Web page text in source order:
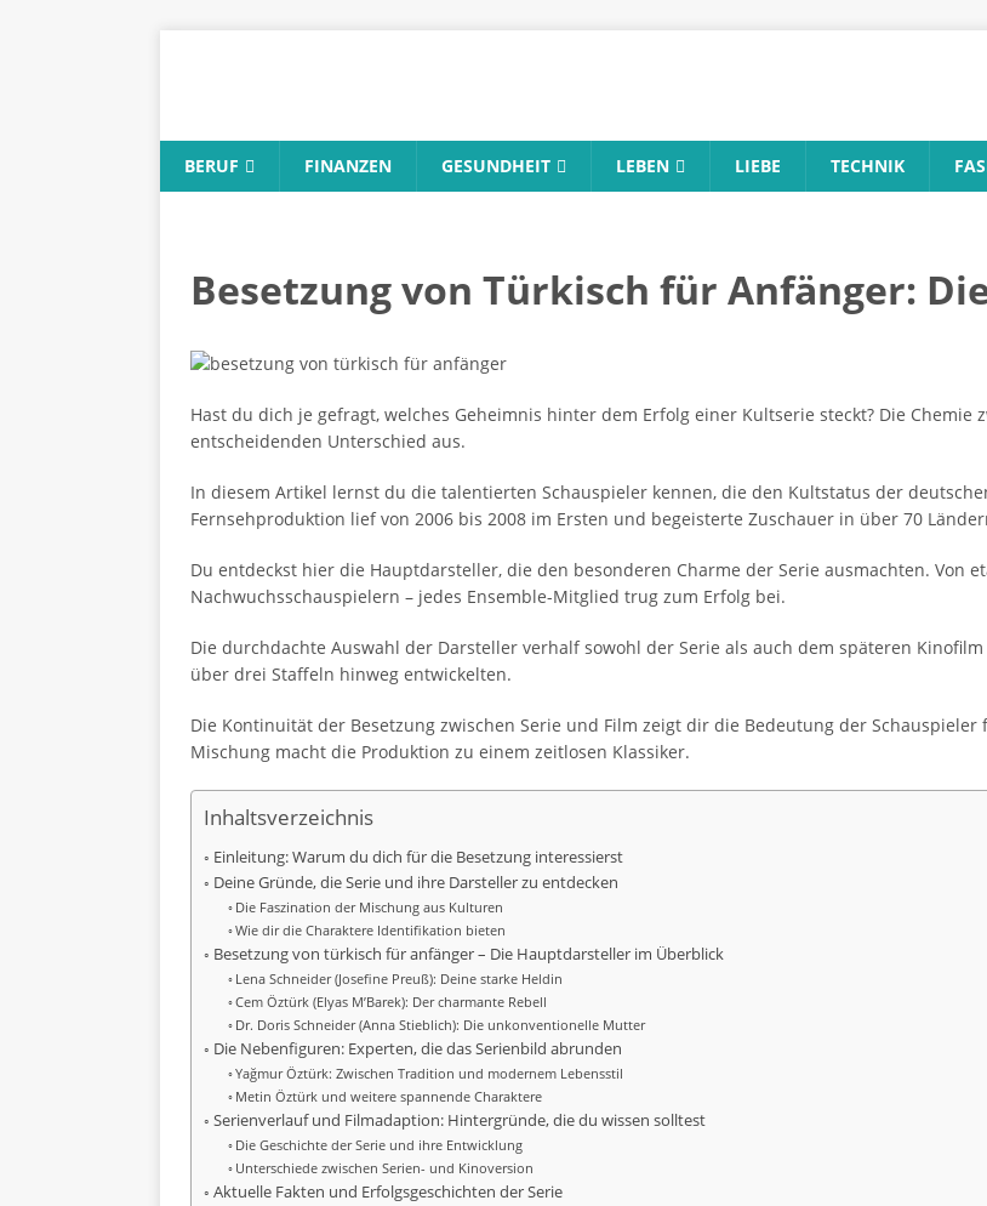
BERUF FINANZEN GESUNDHEIT LEBEN LIEBE TECHNIK
Besetzung von Türkisch für Anfänger:
Hast du dich je gefragt, welches Geheimnis hinter dem Erfolg einer Kultserie steckt? Die
entscheidenden Unterschied aus.
In diesem Artikel lernst du die talentierten Schauspieler kennen, die den Kultstatus der
Fernsehproduktion lief von 2006 bis 2008 im Ersten und begeisterte Zuschauer in über 70
Du entdeckst hier die Hauptdarsteller, die den besonderen Charme der Serie ausmachten. Von
Nachwuchsschauspielern – jedes Ensemble-Mitglied trug zum Erfolg bei.
Die durchdachte Auswahl der Darsteller verhalf sowohl der Serie als auch dem späteren
über drei Staffeln hinweg entwickelten.
Die Kontinuität der Besetzung zwischen Serie und Film zeigt dir die Bedeutung der
Mischung macht die Produktion zu einem zeitlosen Klassiker.
Inhaltsverzeichnis
Einleitung: Warum du dich für die Besetzung interessierst
Deine Gründe, die Serie und ihre Darsteller zu entdecken
Die Faszination der Mischung aus Kulturen
Wie dir die Charaktere Identifikation bieten
Besetzung von türkisch für anfänger – Die Hauptdarsteller im Überblick
Lena Schneider (Josefine Preuß): Deine starke Heldin
Cem Öztürk (Elyas M’Barek): Der charmante Rebell
Dr. Doris Schneider (Anna Stieblich): Die unkonventionelle Mutter
Die Nebenfiguren: Experten, die das Serienbild abrunden
Yağmur Öztürk: Zwischen Tradition und modernem Lebensstil
Metin Öztürk und weitere spannende Charaktere
Serienverlauf und Filmadaption: Hintergründe, die du wissen solltest
Die Geschichte der Serie und ihre Entwicklung
Unterschiede zwischen Serien- und Kinoversion
Aktuelle Fakten und Erfolgsgeschichten der Serie